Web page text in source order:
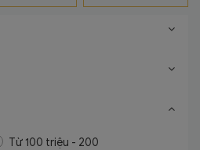
Từ 100 triệu - 200